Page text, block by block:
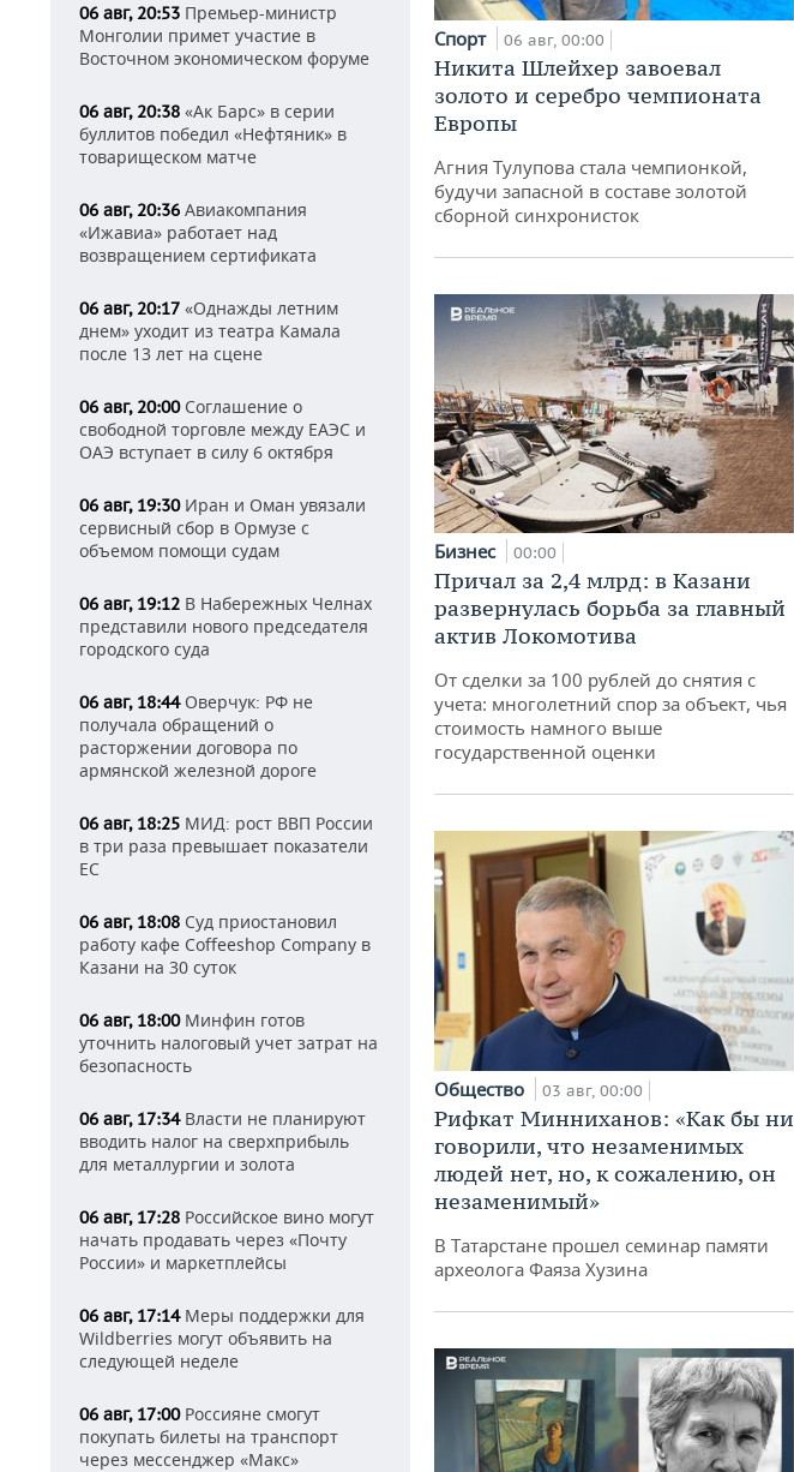
06 авг, 20:53 Премьер-министр
Монголии примет участие в
Восточном экономическом форуме
06 авг, 20:38 «Ак Барс» в серии
буллитов победил «Нефтяник» в
товарищеском матче
06 авг, 20:36 Авиакомпания
«Ижавиа» работает над
возвращением сертификата
06 авг, 20:17 «Однажды летним
днем» уходит из театра Камала
после 13 лет на сцене
06 авг, 20:00Соглашение о
свободной торговле между ЕАЭС и
ОАЭ вступает в силу 6 октября
06 авг, 19:30Иран и Оман увязали
сервисный сбор в Ормузе с
объемом помощи судам
06 авг, 19:12 В Набережных Челнах
представили нового председателя
городского суда
06 авг, 18:44Оверчук: РФ не
получала обращений о
расторжении договора по
армянской железной дороге
06 авг, 18:25 МИД: рост ВВП России
в три раза превышает показатели
ЕС
06 авг, 18:08 Суд приостановил
работу кафе Coffeeshop Company в
Казани на 30 суток
06 авг, 18:00Минфин готов
уточнить налоговый учет затрат на
безопасность
06 авг, 17:34Власти не планируют
вводить налог на сверхприбыль
для металлургии и золота
06 авг, 17:28 Российское вино могут
начать продавать через «Почту
России» и маркетплейсы
06 авг, 17:14Меры поддержки для
Wildberries могут объявить на
следующей неделе
06 авг, 17:00Россияне смогут
покупать билеты на транспорт
через мессенджер «Макс»
Спорт 06 авг, 00:00
Никита Шлейхер завоевал
золото и серебро чемпионата
Европы
Агния Тулупова стала чемпионкой,
будучи запасной в составе золотой
сборной синхронисток
Бизнес 00:00
Причал за 2,4 млрд: в Казани
развернулась борьба за главный
актив Локомотива
От сделки за 100 рублей до снятия с
учета: многолетний спор за объект, чья
стоимость намного выше
государственной оценки
Общество 03 авг, 00:00
Рифкат Минниханов: «Как бы ни
говорили, что незаменимых
людей нет, но, к сожалению, он
незаменимый»
В Татарстане прошел семинар памяти
археолога Фаяза Хузина